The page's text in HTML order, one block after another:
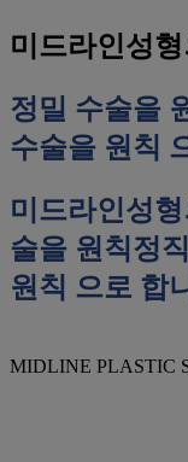
미드라인성
정밀 수술을
수술을 원칙
미드라인성
술을 원칙 정
원칙 으로 합
MIDLINE PLASTIC